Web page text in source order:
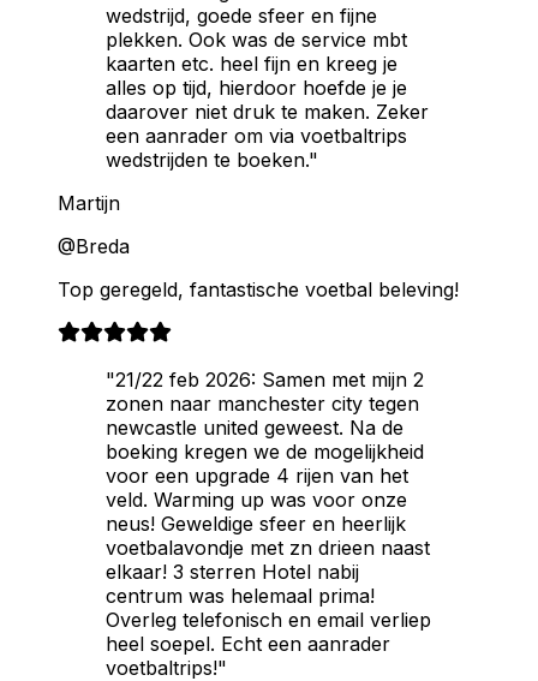
wedstrijd, goede sfeer en fijne
plekken. Ook was de service mbt
kaarten etc. heel fijn en kreeg je
alles op tijd, hierdoor hoefde je je
daarover niet druk te maken. Zeker
een aanrader om via voetbaltrips
wedstrijden te boeken."
Martijn
@Breda
Top geregeld, fantastische voetbal beleving!
"21/22 feb 2026: Samen met mijn 2
zonen naar manchester city tegen
newcastle united geweest. Na de
boeking kregen we de mogelijkheid
voor een upgrade 4 rijen van het
veld. Warming up was voor onze
neus! Geweldige sfeer en heerlijk
voetbalavondje met zn drieen naast
elkaar! 3 sterren Hotel nabij
centrum was helemaal prima!
Overleg telefonisch en email verliep
heel soepel. Echt een aanrader
voetbaltrips!"